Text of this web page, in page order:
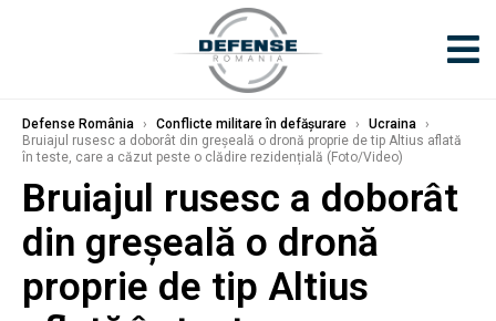
Defense România › Conflicte militare în defășurare › Ucraina ›
Bruiajul rusesc a doborât din greșeală o dronă proprie de tip Altius aflată
în teste, care a căzut peste o clădire rezidențială (Foto/Video)
Bruiajul rusesc a doborât
din greșeală o dronă
proprie de tip Altius